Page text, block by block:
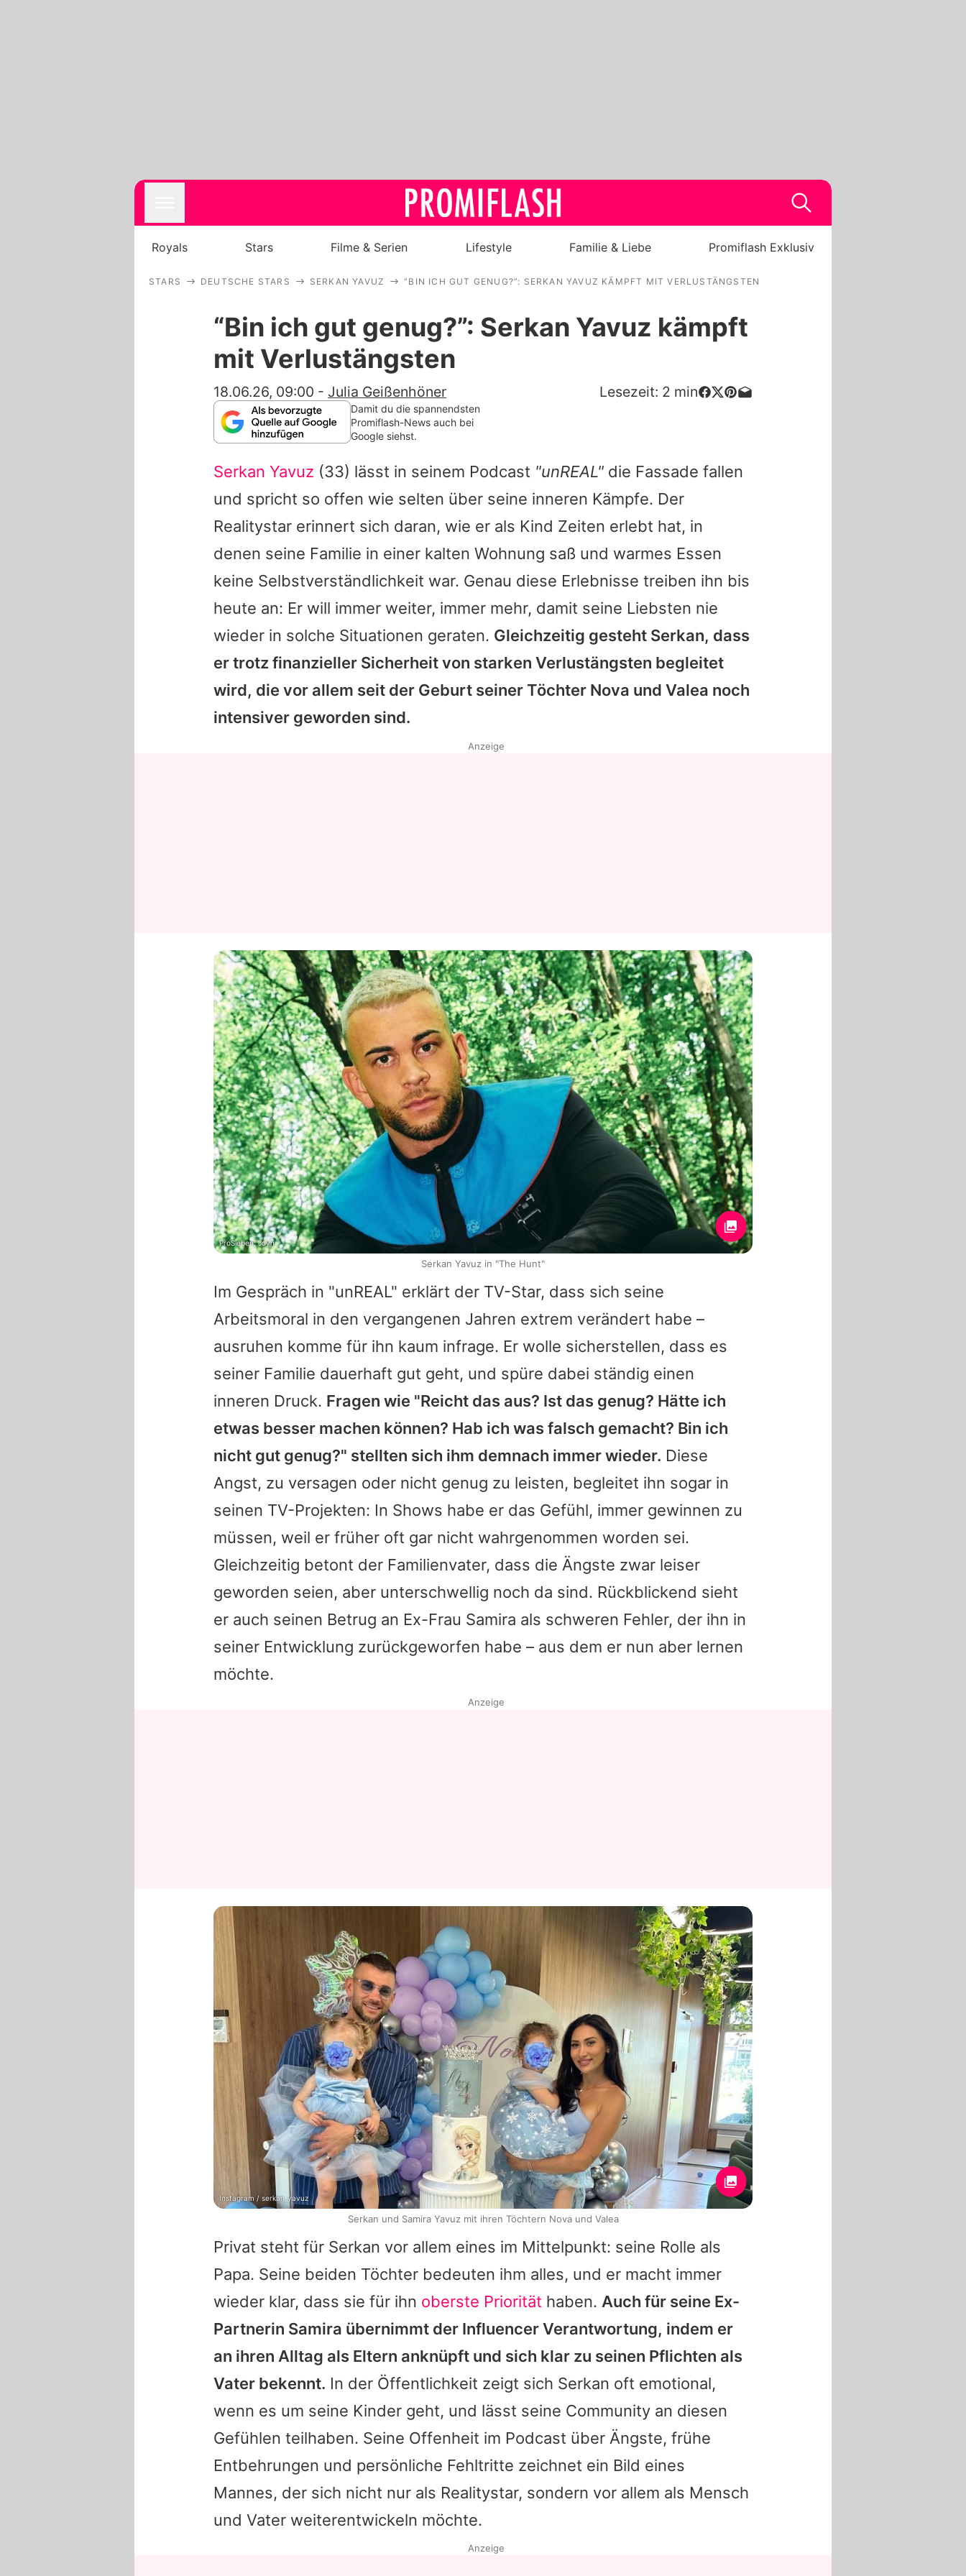
Royals
Stars
Familie & Liebe
App runterladen
Team
Redaktionelle Richtlinien
Impressum
Datenschutzerklärung
Nutzungsbedingungen
Royals Stars Filme & Serien Lifestyle Familie & Liebe Promiflash Exklusiv
STARS DEUTSCHE STARS SERKAN YAVUZ “BIN ICH GUT GENUG?”: SERKAN YAVUZ KÄMPFT MIT VERLUSTÄNGSTEN
“Bin ich gut genug?”: Serkan Yavuz kämpft
mit Verlustängsten
18.06.26, 09:00 - Julia Geißenhöner Lesezeit: 2 min
Damit du die spannendsten
Promiflash-News auch bei
Google siehst.
Serkan Yavuz (33) lässt in seinem Podcast "unREAL" die Fassade fallen
und spricht so offen wie selten über seine inneren Kämpfe. Der
Realitystar erinnert sich daran, wie er als Kind Zeiten erlebt hat, in
denen seine Familie in einer kalten Wohnung saß und warmes Essen
keine Selbstverständlichkeit war. Genau diese Erlebnisse treiben ihn bis
heute an: Er will immer weiter, immer mehr, damit seine Liebsten nie
wieder in solche Situationen geraten. Gleichzeitig gesteht Serkan, dass
er trotz finanzieller Sicherheit von starken Verlustängsten begleitet
wird, die vor allem seit der Geburt seiner Töchter Nova und Valea noch
intensiver geworden sind.
Im Gespräch in "unREAL" erklärt der TV-Star, dass sich seine
Arbeitsmoral in den vergangenen Jahren extrem verändert habe –
ausruhen komme für ihn kaum infrage. Er wolle sicherstellen, dass es
seiner Familie dauerhaft gut geht, und spüre dabei ständig einen
inneren Druck. Fragen wie "Reicht das aus? Ist das genug? Hätte ich
etwas besser machen können? Hab ich was falsch gemacht? Bin ich
nicht gut genug?" stellten sich ihm demnach immer wieder. Diese
Angst, zu versagen oder nicht genug zu leisten, begleitet ihn sogar in
seinen TV-Projekten: In Shows habe er das Gefühl, immer gewinnen zu
müssen, weil er früher oft gar nicht wahrgenommen worden sei.
Gleichzeitig betont der Familienvater, dass die Ängste zwar leiser
geworden seien, aber unterschwellig noch da sind. Rückblickend sieht
er auch seinen Betrug an Ex-Frau Samira als schweren Fehler, der ihn in
seiner Entwicklung zurückgeworfen habe – aus dem er nun aber lernen
möchte.
Privat steht für Serkan vor allem eines im Mittelpunkt: seine Rolle als
Papa. Seine beiden Töchter bedeuten ihm alles, und er macht immer
wieder klar, dass sie für ihn oberste Priorität haben. Auch für seine Ex-
Partnerin Samira übernimmt der Influencer Verantwortung, indem er
an ihren Alltag als Eltern anknüpft und sich klar zu seinen Pflichten als
Vater bekennt. In der Öffentlichkeit zeigt sich Serkan oft emotional,
wenn es um seine Kinder geht, und lässt seine Community an diesen
Gefühlen teilhaben. Seine Offenheit im Podcast über Ängste, frühe
Entbehrungen und persönliche Fehltritte zeichnet ein Bild eines
Mannes, der sich nicht nur als Realitystar, sondern vor allem als Mensch
und Vater weiterentwickeln möchte.
Anzeige
ProSieben, Joyn
Serkan Yavuz in "The Hunt"
Anzeige
Instagram / serkan_yavuz
Serkan und Samira Yavuz mit ihren Töchtern Nova und Valea
Anzeige